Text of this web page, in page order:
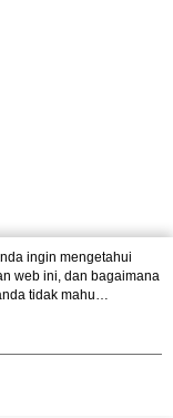
ingin mengetahui
web ini, dan bagaimana
tidak mahu
mengenai kuki.
di laman web ini,
penerangan mengenai